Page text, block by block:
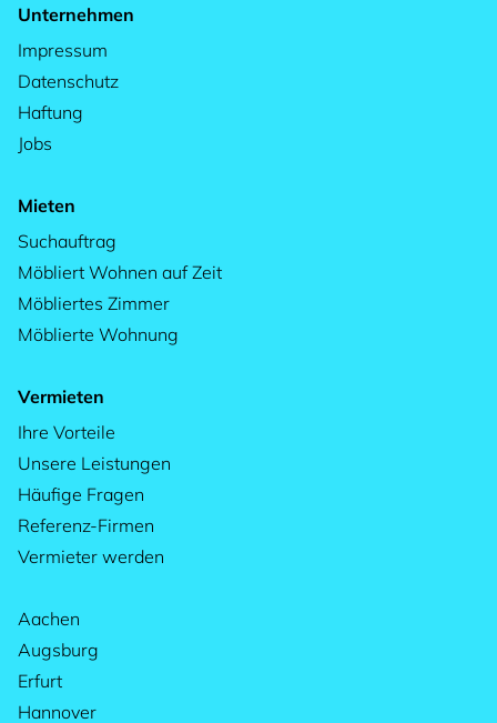
Unternehmen
Impressum
Datenschutz
Haftung
Jobs
Mieten
Suchauftrag
Möbliert Wohnen auf Zeit
Möbliertes Zimmer
Möblierte Wohnung
Vermieten
Ihre Vorteile
Unsere Leistungen
Häufige Fragen
Referenz-Firmen
Vermieter werden
Aachen
Augsburg
Erfurt
Hannover